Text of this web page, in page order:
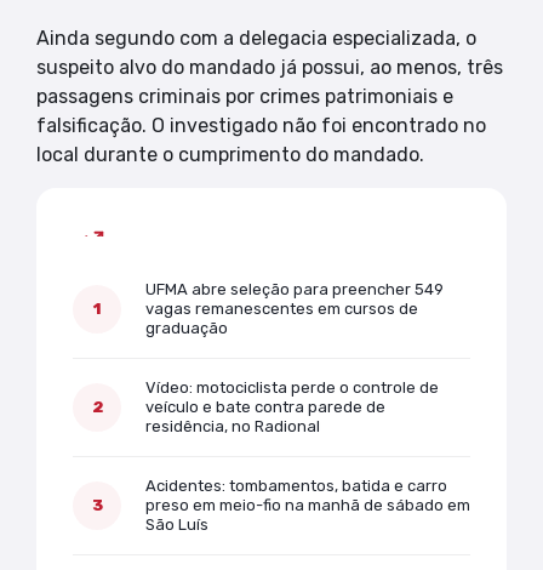
Ainda segundo com a delegacia especializada, o
suspeito alvo do mandado já possui, ao menos, três
passagens criminais por crimes patrimoniais e
falsificação. O investigado não foi encontrado no
local durante o cumprimento do mandado.
UFMA abre seleção para preencher 549
vagas remanescentes em cursos de
graduação
Vídeo: motociclista perde o controle de
veículo e bate contra parede de
residência, no Radional
Acidentes: tombamentos, batida e carro
preso em meio-fio na manhã de sábado em
São Luís